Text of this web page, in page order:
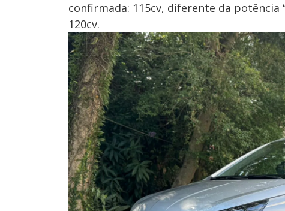
confirmada: 115cv, diferente da
120cv.